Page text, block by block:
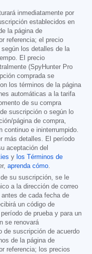
inmediatamente por
establecidos en
la página de
referencia; el precio
los detalles de la
El precio
(SpyHunter Pro
comprada se
los términos de la página
automáticas a la tarifa
de su compra
suscripción o según lo
página de compra,
continuo e ininterrumpido.
más detalles. El período
aceptación del
y los Términos de
aprenda cómo.
su suscripción, se le
a la dirección de correo
de cada fecha de
un código de
de prueba y para un
se renovará
de suscripción de acuerdo
de la página de
referencia; los precios